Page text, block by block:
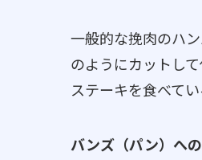
一般的な挽肉のハ
のようにカットし
ステーキを食べて
バンズ（パン）へ